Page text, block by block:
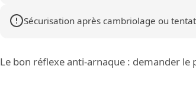
Sécurisation après cambriolage ou
Le bon réflexe anti-arnaque : demander le